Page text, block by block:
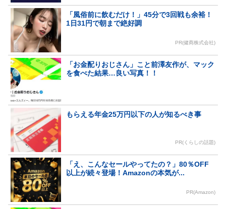
「風俗前に飲むだけ！」45分で3回戦も余裕！
1日31円で朝まで絶好調
PR(健商株式会社)
「お金配りおじさん」こと前澤友作が、マック
を食べた結果…良い写真！！
もらえる年金25万円以下の人が知るべき事
PR(くらしの話題)
「え、こんなセールやってたの？」80％OFF
以上が続々登場！Amazonの本気が...
PR(Amazon)